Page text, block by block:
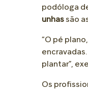
podóloga
unhas são
“O pé
plantar”,
Os